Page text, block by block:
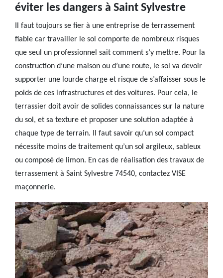
éviter les dangers à Saint Sylvestre
Il faut toujours se fier à une entreprise de terrassement
fiable car travailler le sol comporte de nombreux risques
que seul un professionnel sait comment s’y mettre. Pour la
construction d’une maison ou d’une route, le sol va devoir
supporter une lourde charge et risque de s’affaisser sous le
poids de ces infrastructures et des voitures. Pour cela, le
terrassier doit avoir de solides connaissances sur la nature
du sol, et sa texture et proposer une solution adaptée à
chaque type de terrain. Il faut savoir qu’un sol compact
nécessite moins de traitement qu’un sol argileux, sableux
ou composé de limon. En cas de réalisation des travaux de
terrassement à Saint Sylvestre 74540, contactez VISE
maçonnerie.